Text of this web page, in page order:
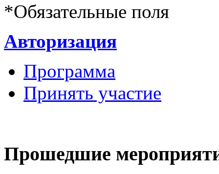
*Обязательные поля
Авторизация
Программа
Принять участие
Прошедшие